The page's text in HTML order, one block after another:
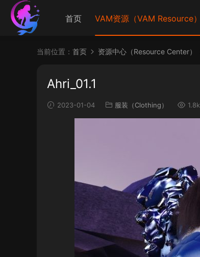
首页 VAM资源（VAM Resource）
当前位置： 首页 资源中心（Resource Center）
Ahri_01.1
2023-01-04 服装（Clothing） 1.8k